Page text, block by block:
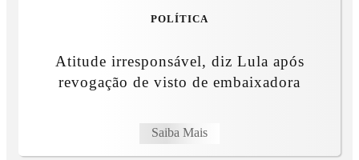
POLÍTICA
Atitude irresponsável, diz Lula após
revogação de visto de embaixadora
Saiba Mais